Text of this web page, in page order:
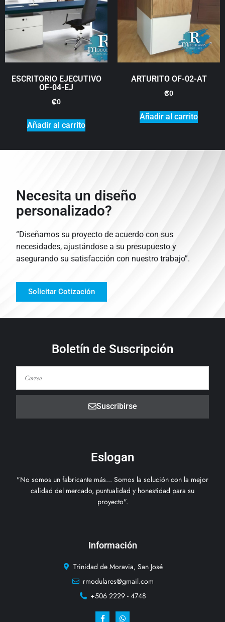
ESCRITORIO EJECUTIVO
OF-04-EJ
₡0
Añadir al carrito
ARTURITO OF-02-AT
₡0
Añadir al carrito
Necesita un diseño
personalizado?
“Diseñamos su proyecto de acuerdo con sus
necesidades, ajustándose a su presupuesto y
asegurando su satisfacción con nuestro trabajo”.
Solicitar Cotización
Boletín de Suscripción
Suscribirse
Eslogan
"No somos un fabricante más... Somos la solución con la mejor
calidad del mercado, puntualidad y honestidad para su
proyecto".
Información
Trinidad de Moravia, San José
rmodulares@gmail.com
+506 2229 - 4748